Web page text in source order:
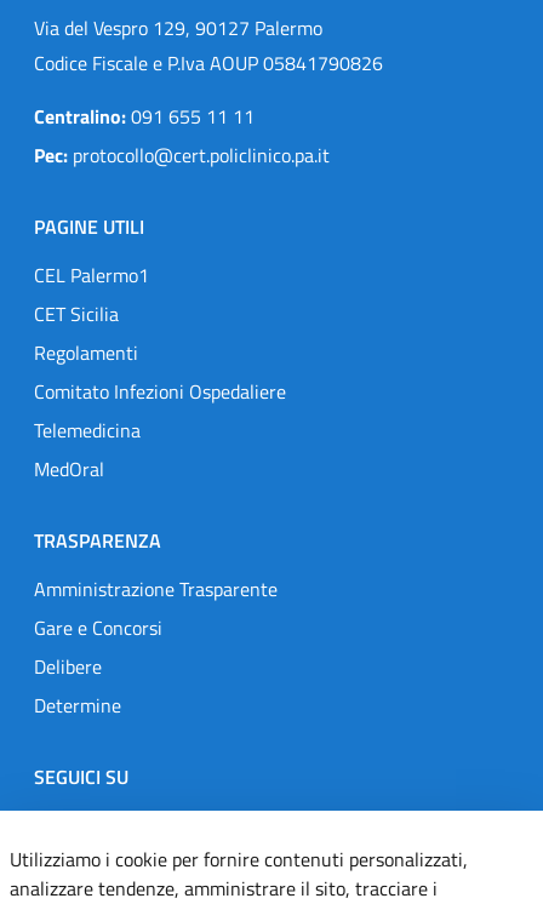
Via del Vespro 129, 90127 Palermo
Codice Fiscale e P.Iva AOUP 05841790826
Centralino:091 655 11 11
Pec: protocollo@cert.policlinico.pa.it
PAGINE UTILI
CEL Palermo1
CET Sicilia
Regolamenti
Comitato Infezioni Ospedaliere
Telemedicina
MedOral
TRASPARENZA
Amministrazione Trasparente
Gare e Concorsi
Delibere
Determine
SEGUICI SU
Designers Italia
TwitterInstagramYoutubeLinkedin
Utilizziamo i cookie per fornire contenuti personalizzati,
analizzare tendenze, amministrare il sito, tracciare i